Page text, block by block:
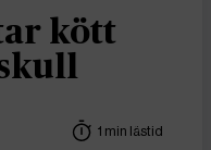
kött
1 min lästid